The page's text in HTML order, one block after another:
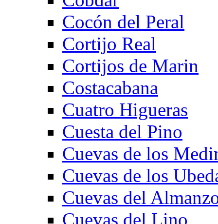
Cocón del Peral
Cortijo Real
Cortijos de Marin
Costacabana
Cuatro Higueras
Cuesta del Pino
Cuevas de los
Cuevas de los
Cuevas del
Cuevas del Lino